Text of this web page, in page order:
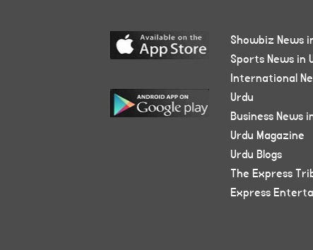
Showbiz News
Sports News in
International
Urdu
Business News
Urdu Magazine
Urdu Blogs
The Express
Express